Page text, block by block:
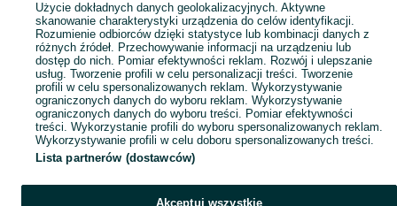
Popularne wyszukiwania
Użycie dokładnych danych geolokalizacyjnych. Aktywne
skanowanie charakterystyki urządzenia do celów identyfikacji.
Rozumienie odbiorców dzięki statystyce lub kombinacji danych z
różnych źródeł. Przechowywanie informacji na urządzeniu lub
dostęp do nich. Pomiar efektywności reklam. Rozwój i ulepszanie
usług. Tworzenie profili w celu personalizacji treści. Tworzenie
profili w celu spersonalizowanych reklam. Wykorzystywanie
ograniczonych danych do wyboru reklam. Wykorzystywanie
ograniczonych danych do wyboru treści. Pomiar efektywności
treści. Wykorzystanie profili do wyboru spersonalizowanych reklam.
Wykorzystywanie profili w celu doboru spersonalizowanych treści.
Lista partnerów (dostawców)
Akceptuj wszystkie